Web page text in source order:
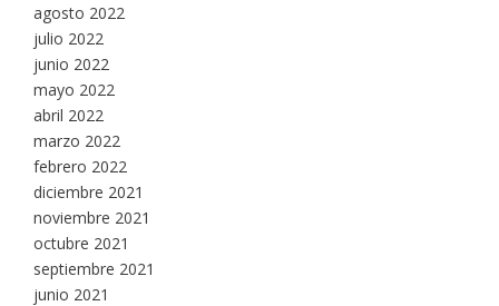
agosto 2022
julio 2022
junio 2022
mayo 2022
abril 2022
marzo 2022
febrero 2022
diciembre 2021
noviembre 2021
octubre 2021
septiembre 2021
junio 2021